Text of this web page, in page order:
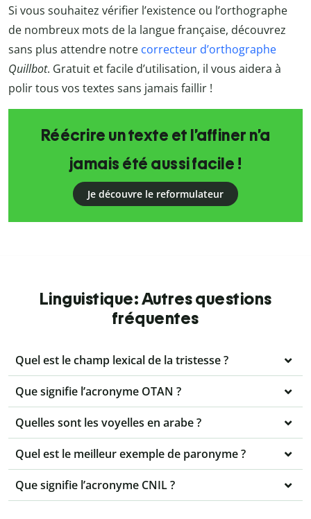
Si vous souhaitez vérifier l’existence ou l’orthographe
de nombreux mots de la langue française, découvrez
sans plus attendre notre correcteur d’orthographe
Quillbot. Gratuit et facile d’utilisation, il vous aidera à
polir tous vos textes sans jamais faillir !
Réécrire un texte et l’affiner n’a
jamais été aussi facile !
Je découvre le reformulateur
Linguistique: Autres questions
fréquentes
Quel est le champ lexical de la tristesse ?
Que signifie l’acronyme OTAN ?
Quelles sont les voyelles en arabe ?
Quel est le meilleur exemple de paronyme ?
Que signifie l’acronyme CNIL ?